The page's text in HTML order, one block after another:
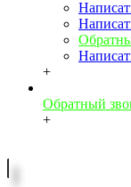
+
Обратный
+